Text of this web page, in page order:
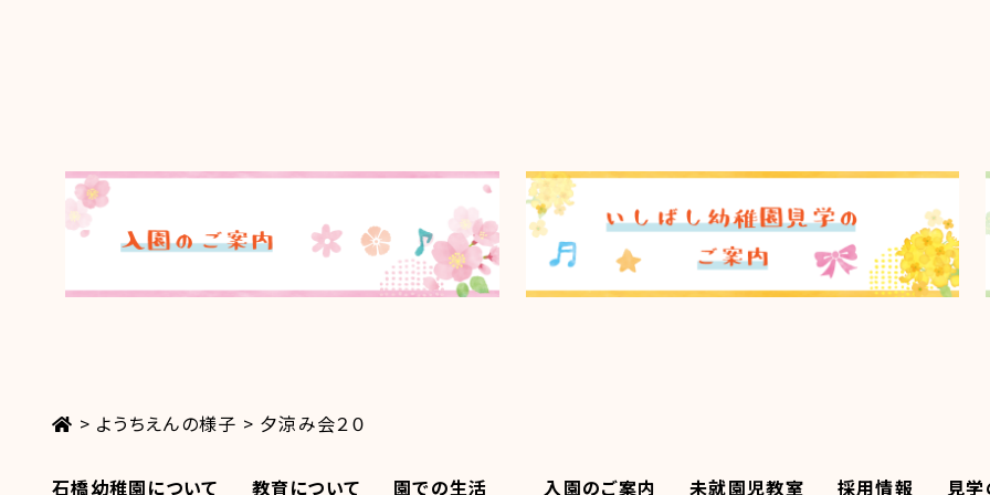
> ようちえんの様子 > 夕涼み会２０
石橋幼稚園について 教育について 園での生活 入園のご案内 未就園児教室 採用情報 見